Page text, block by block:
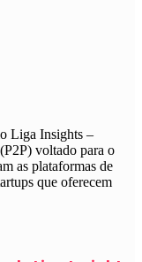
Liga Insights –
voltado para o
as plataformas de
que oferecem